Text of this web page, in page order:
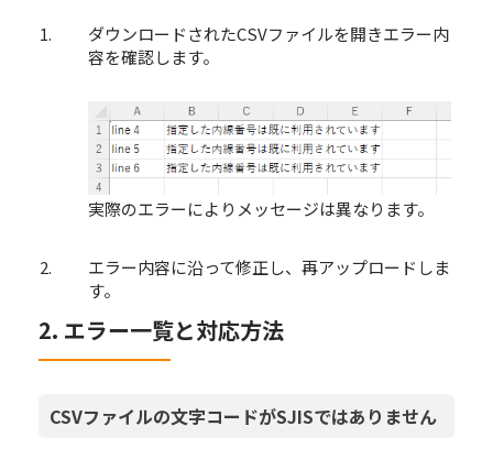
ダウンロードされたCSVファイルを開きエラー内
容を確認します。
実際のエラーによりメッセージは異なります。
エラー内容に沿って修正し、再アップロードしま
す。
2. エラー一覧と対応方法
CSVファイルの文字コードがSJISではありません